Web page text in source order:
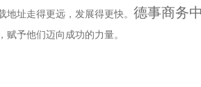
址走得更远，发展得更快。 德事商务
赋予他们迈向成功的力量。